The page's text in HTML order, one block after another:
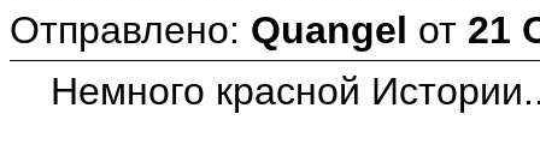
Отправлено: Quangel от 21
Немного красной